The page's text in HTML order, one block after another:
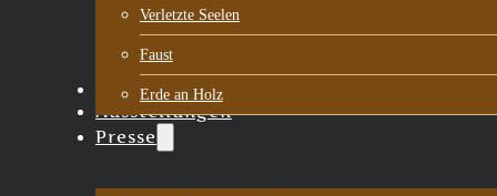
Verletzte Seelen
Faust
Erde an Holz
Biografie
Ausstellungen
Presse